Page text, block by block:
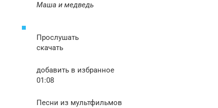
Маша и медведь
Прослушать
скачать
добавить в избранное
01:08
Песни из мультфильмов